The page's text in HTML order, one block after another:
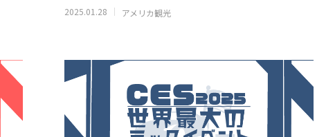
ドルに感動した理由
×急速冷凍で”安くてうまい
は？カリフォルニア観光の際
2025.01.28 アメリカ観光